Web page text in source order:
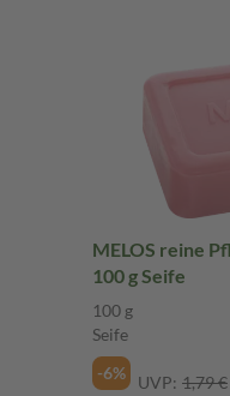
MELOS reine
100 g Seife
100 g
Seife
-6%
UVP: 1,79 €